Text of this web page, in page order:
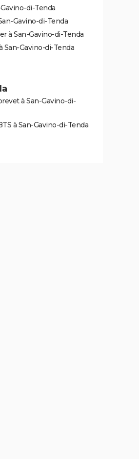
di-Tenda
Gavino-di-Tenda
à San-Gavino-di-Tenda
San-Gavino-di-Tenda
à San-Gavino-di-
à San-Gavino-di-Tenda